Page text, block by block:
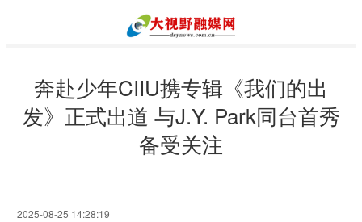
奔赴少年CIIU携专辑《我们的出
发》正式出道 与J.Y. Park同台首秀
备受关注
2025-08-25 14:28:19